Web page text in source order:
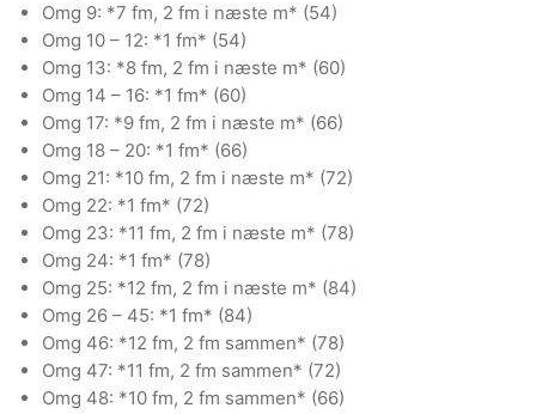
Omg 9: *7 fm, 2 fm i næste m* (54)
Omg 10 – 12: *1 fm* (54)
Omg 13: *8 fm, 2 fm i næste m* (60)
Omg 14 – 16: *1 fm* (60)
Omg 17: *9 fm, 2 fm i næste m* (66)
Omg 18 – 20: *1 fm* (66)
Omg 21: *10 fm, 2 fm i næste m* (72)
Omg 22: *1 fm* (72)
Omg 23: *11 fm, 2 fm i næste m* (78)
Omg 24: *1 fm* (78)
Omg 25: *12 fm, 2 fm i næste m* (84)
Omg 26 – 45: *1 fm* (84)
Omg 46: *12 fm, 2 fm sammen* (78)
Omg 47: *11 fm, 2 fm sammen* (72)
Omg 48: *10 fm, 2 fm sammen* (66)